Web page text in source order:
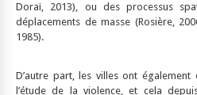
Doraï, 2013), ou des processus
déplacements de masse (Rosière,
1985).
D’autre part, les villes ont
l’étude de la violence, et cela